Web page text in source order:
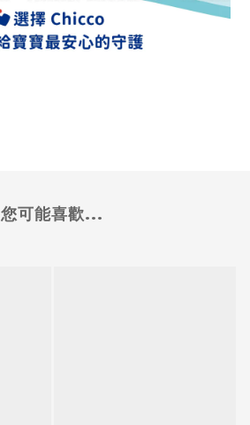
您可能喜歡...